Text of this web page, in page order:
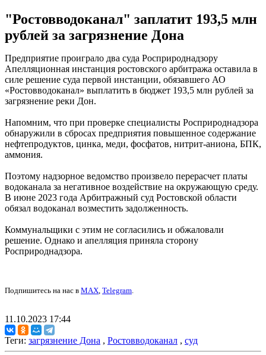
"Ростовводоканал" заплатит 193,5 млн
рублей за загрязнение Дона
Предприятие проиграло два суда Росприроднадзору
Апелляционная инстанция ростовского арбитража оставила в
силе решение суда первой инстанции, обязавшего АО
«Ростовводоканал» выплатить в бюджет 193,5 млн рублей за
загрязнение реки Дон.
Напомним, что при проверке специалисты Росприроднадзора
обнаружили в сбросах предприятия повышенное содержание
нефтепродуктов, цинка, меди, фосфатов, нитрит-аниона, БПК,
аммония.
Поэтому надзорное ведомство произвело перерасчет платы
водоканала за негативное воздействие на окружающую среду.
В июне 2023 года Арбитражный суд Ростовской области
обязал водоканал возместить задолженность.
Коммунальщики с этим не согласились и обжаловали
решение. Однако и апелляция приняла сторону
Росприроднадзора.
Подпишитесь на нас в MAX, Telegram.
11.10.2023 17:44
Теги: загрязнение Дона , Ростовводоканал , суд